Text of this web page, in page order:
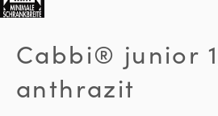
Cabbi® junior
anthrazit